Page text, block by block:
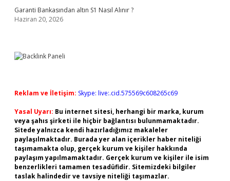
Garanti Bankasından altın S1 Nasıl Alınır ?
Haziran 20, 2026
Reklam ve İletişim: Skype: live:.cid.575569c608265c69
Yasal Uyarı: Bu internet sitesi, herhangi bir marka, kurum
veya şahıs şirketi ile hiçbir bağlantısı bulunmamaktadır.
Sitede yalnızca kendi hazırladığımız makaleler
paylaşılmaktadır. Burada yer alan içerikler haber niteliği
taşımamakta olup, gerçek kurum ve kişiler hakkında
paylaşım yapılmamaktadır. Gerçek kurum ve kişiler ile isim
benzerlikleri tamamen tesadüfidir. Sitemizdeki bilgiler
taslak halindedir ve tavsiye niteliği taşımazlar.